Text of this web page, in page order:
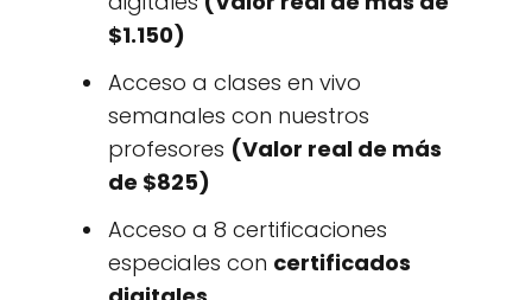
$1.150)
Acceso a clases en vivo
semanales con nuestros
profesores (Valor real de más
de $825)
Acceso a 8 certificaciones
especiales con certificados